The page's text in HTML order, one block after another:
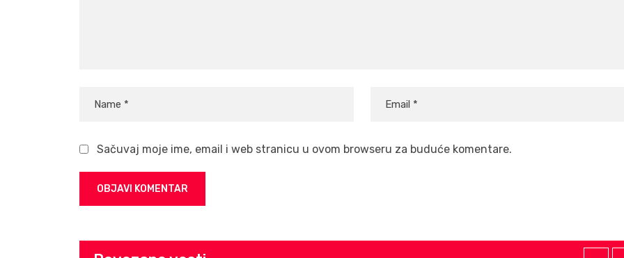
Sačuvaj moje ime, email i web stranicu u ovom browseru za buduće komentare.